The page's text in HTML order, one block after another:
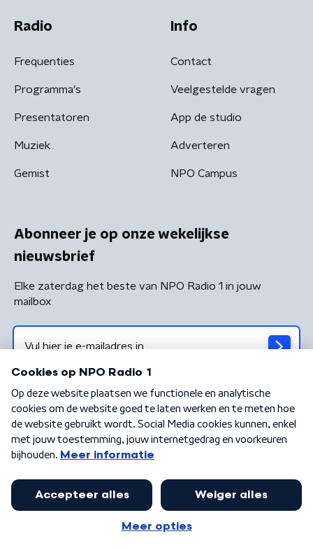
Radio
Frequenties
Programma's
Presentatoren
Muziek
Gemist
Info
Contact
Veelgestelde vragen
App de studio
Adverteren
NPO Campus
Abonneer je op onze wekelijkse
nieuwsbrief
Elke zaterdag het beste van NPO Radio 1 in jouw
mailbox
Algemene voorwaarden